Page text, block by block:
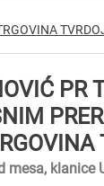
PR
mesa, klanice